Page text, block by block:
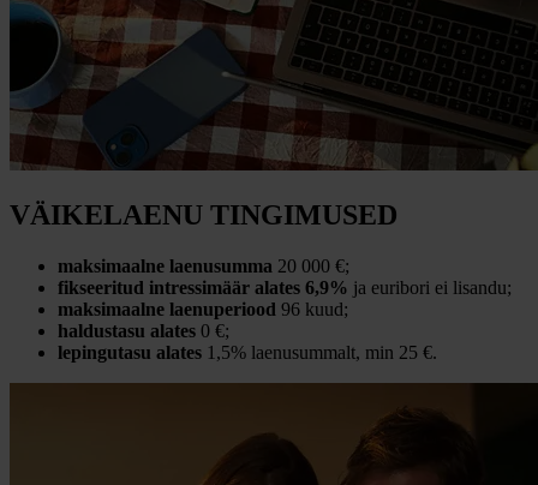
VÄIKELAENU TINGIMUSED
maksimaalne laenusumma 20 000 €;
fikseeritud intressimäär alates 6,9% ja euribori ei lisandu;
maksimaalne laenuperiood 96 kuud;
haldustasu alates 0 €;
lepingutasu alates 1,5% laenusummalt, min 25 €.